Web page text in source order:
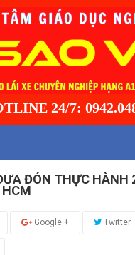
24/7:
ĐÓN THỰC HÀNH
HCM
Google + Twitter